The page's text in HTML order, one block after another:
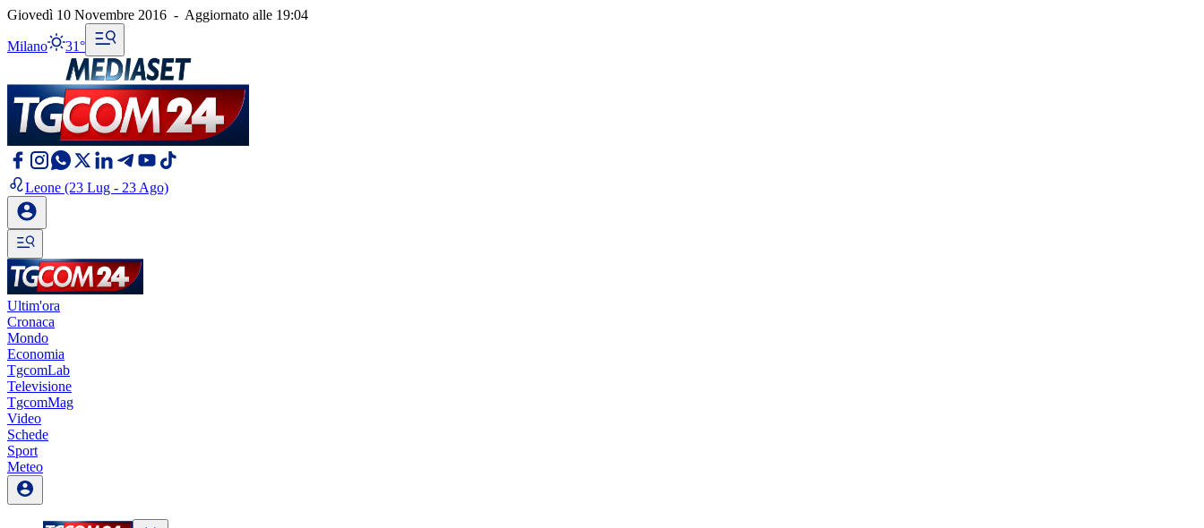
Giovedì 10 Novembre 2016 - Aggiornato alle 19:04
Milano 31°
Leone (23 Lug - 23 Ago)
Ultim'ora
Cronaca
Mondo
Economia
TgcomLab
Televisione
TgcomMag
Video
Schede
Sport
Meteo